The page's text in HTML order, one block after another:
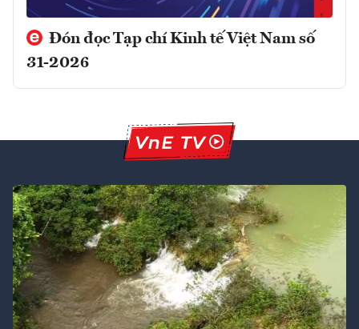
Đón đọc Tạp chí Kinh tế Việt Nam số
31-2026